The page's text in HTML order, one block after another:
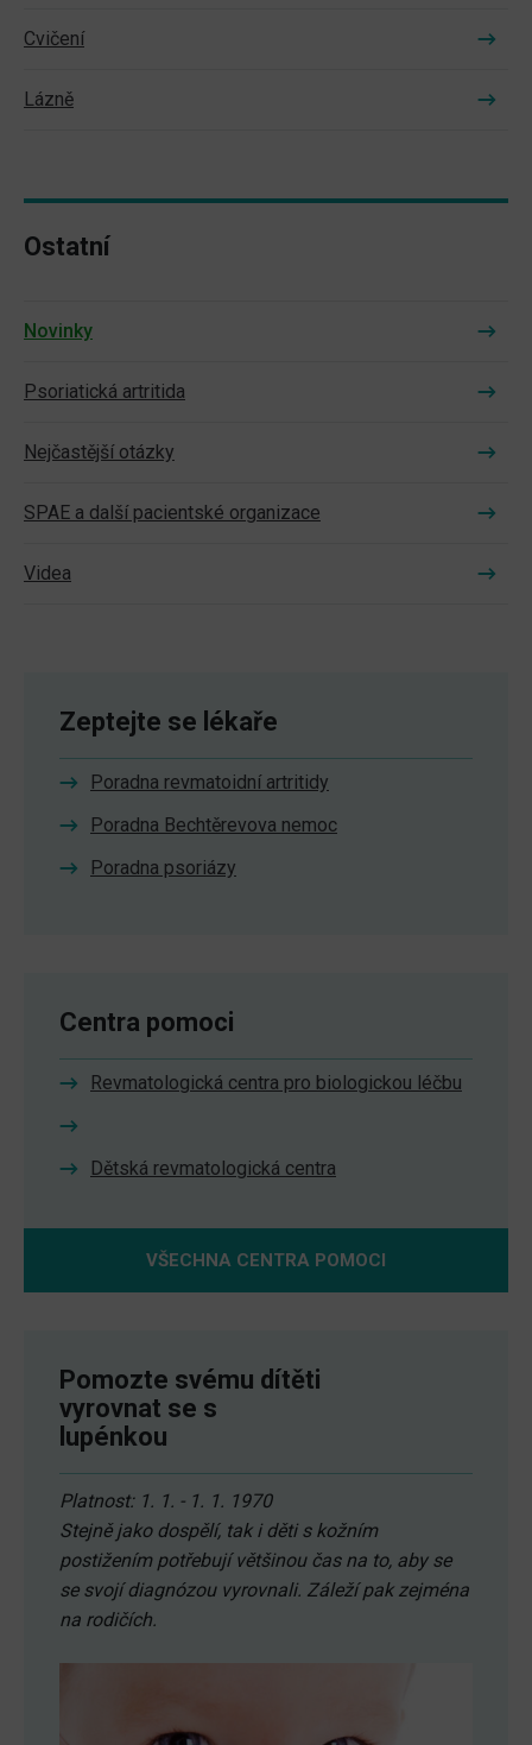
Cvičení
Lázně
Ostatní
Novinky
Psoriatická artritida
Nejčastější otázky
SPAE a další pacientské organizace
Videa
Zeptejte se lékaře
Poradna revmatoidní artritidy
Poradna Bechtěrevova nemoc
Poradna psoriázy
Centra pomoci
Revmatologická centra pro biologickou léčbu
Dětská revmatologická centra
VŠECHNA CENTRA POMOCI
Pomozte svému dítěti
vyrovnat se s
lupénkou
Platnost: 1. 1. - 1. 1. 1970
Stejně jako dospělí, tak i děti s kožním
postižením potřebují většinou čas na to, aby se
se svojí diagnózou vyrovnali. Záleží pak zejména
na rodičích.